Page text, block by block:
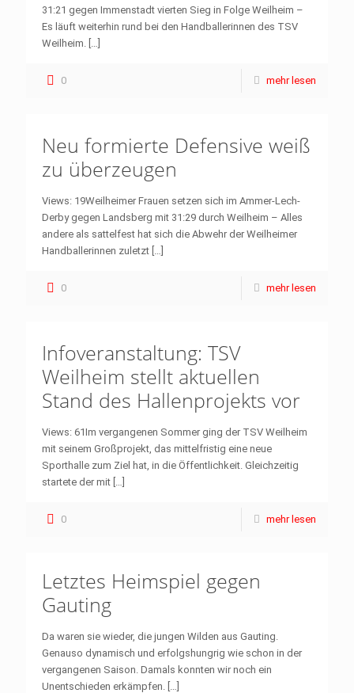
31:21 gegen Immenstadt vierten Sieg in Folge Weilheim –
Es läuft weiterhin rund bei den Handballerinnen des TSV
Weilheim. […]
0 mehr lesen
Neu formierte Defensive weiß
zu überzeugen
Views: 19Weilheimer Frauen setzen sich im Ammer-Lech-
Derby gegen Landsberg mit 31:29 durch Weilheim – Alles
andere als sattelfest hat sich die Abwehr der Weilheimer
Handballerinnen zuletzt […]
0 mehr lesen
Infoveranstaltung: TSV
Weilheim stellt aktuellen
Stand des Hallenprojekts vor
Views: 61Im vergangenen Sommer ging der TSV Weilheim
mit seinem Großprojekt, das mittelfristig eine neue
Sporthalle zum Ziel hat, in die Öffentlichkeit. Gleichzeitig
startete der mit […]
0 mehr lesen
Letztes Heimspiel gegen
Gauting
Da waren sie wieder, die jungen Wilden aus Gauting.
Genauso dynamisch und erfolgshungrig wie schon in der
vergangenen Saison. Damals konnten wir noch ein
Unentschieden erkämpfen. […]